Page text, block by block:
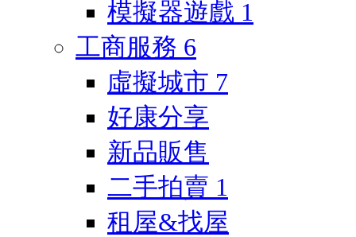
模擬器遊戲 1
工商服務 6
虛擬城市 7
好康分享
新品販售
二手拍賣 1
租屋&找屋